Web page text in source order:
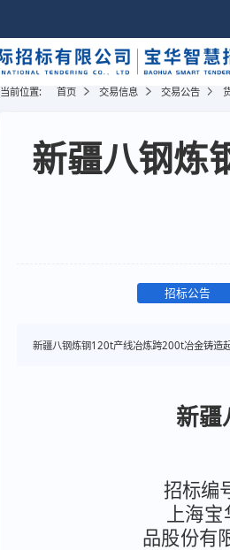
当前位置: 首页 交易信息 交易公告
新疆八钢炼
招标公告
新疆八钢炼钢120t产线冶炼跨200t冶金铸造
新疆
招标编
上海
品股份有